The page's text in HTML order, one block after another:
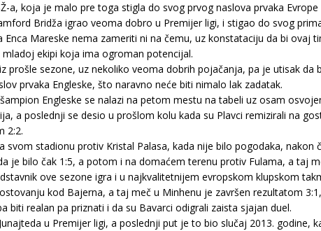
a, koja je malo pre toga stigla do svog prvog naslova prvaka Evrope
Bridža igrao veoma dobro u Premijer ligi, i stigao do svog
Enca Mareske nema zameriti ni na čemu, uz konstataciju da bi ovaj
ekipi koja ima ogroman potencijal.
prošle sezone, uz nekoliko veoma dobrih pojačanja, pa je utisak da
prvaka Engleske, što naravno neće biti nimalo lak zadatak.
Engleske se nalazi na petom mestu na tabeli uz osam
a poslednji se desio u prošlom kolu kada su Plavci remizirali na
2:2.
svom stadionu protiv Kristal Palasa, kada nije bilo pogodaka, nakon
je bilo čak 1:5, a potom i na domaćem terenu protiv Fulama, a taj
ove sezone igra i u najkvalitetnijem evropskom klupskom
kod Bajerna, a taj meč u Minhenu je završen rezultatom
biti realan pa priznati i da su Bavarci odigrali zaista sjajan duel.
u Premijer ligi, a poslednji put je to bio slučaj 2013. godine,